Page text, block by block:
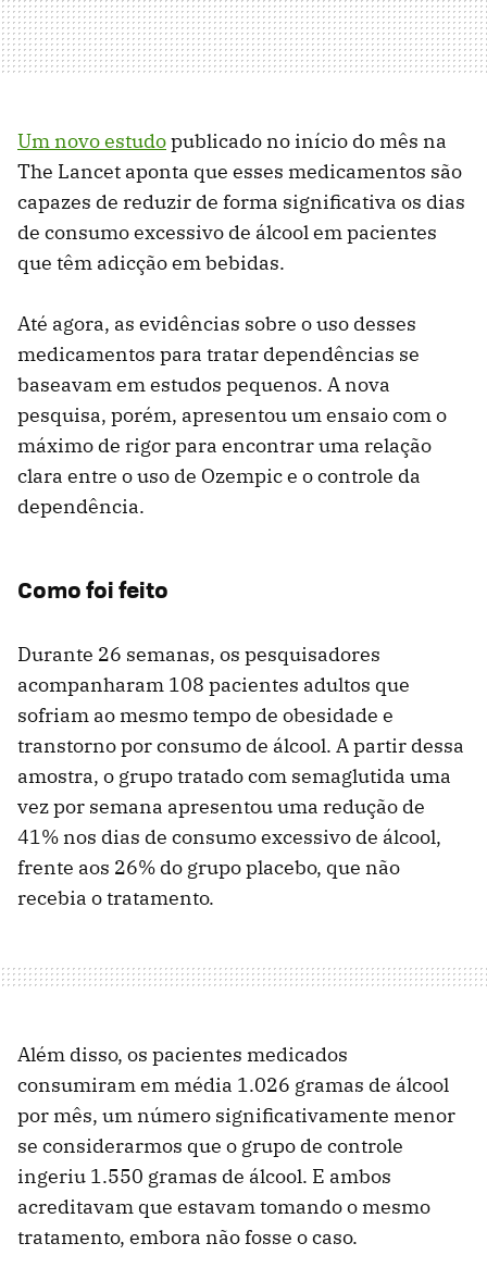
Um novo estudopublicado no início do mês na
The Lancet aponta que esses medicamentos são
capazes de reduzir de forma significativa os dias
de consumo excessivo de álcool em pacientes
que têm adicção em bebidas.
Até agora, as evidências sobre o uso desses
medicamentos para tratar dependências se
baseavam em estudos pequenos. A nova
pesquisa, porém, apresentou um ensaio com o
máximo de rigor para encontrar uma relação
clara entre o uso de Ozempic e o controle da
dependência.
Como foi feito
Durante 26 semanas, os pesquisadores
acompanharam 108 pacientes adultos que
sofriam ao mesmo tempo de obesidade e
transtorno por consumo de álcool. A partir dessa
amostra, o grupo tratado com semaglutida uma
vez por semana apresentou uma redução de
41% nos dias de consumo excessivo de álcool,
frente aos 26% do grupo placebo, que não
recebia o tratamento.
Além disso, os pacientes medicados
consumiram em média 1.026 gramas de álcool
por mês, um número significativamente menor
se considerarmos que o grupo de controle
ingeriu 1.550 gramas de álcool. E ambos
acreditavam que estavam tomando o mesmo
tratamento, embora não fosse o caso.